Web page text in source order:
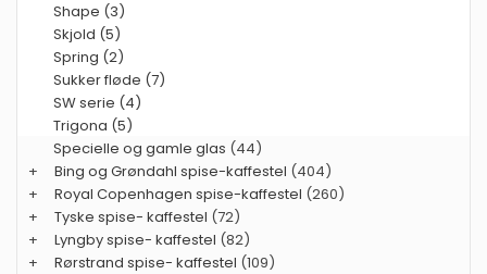
Shape (3)
Skjold (5)
Spring (2)
Sukker fløde (7)
SW serie (4)
Trigona (5)
Specielle og gamle glas (44)
+
Bing og Grøndahl spise-kaffestel (404)
+
Royal Copenhagen spise-kaffestel (260)
+
Tyske spise- kaffestel (72)
+
Lyngby spise- kaffestel (82)
+
Rørstrand spise- kaffestel (109)